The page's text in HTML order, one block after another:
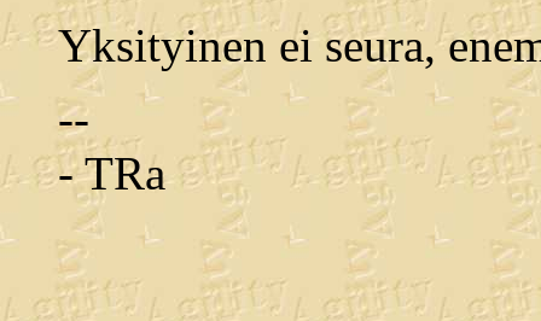
Yksityinen ei seura,
--
- TRa